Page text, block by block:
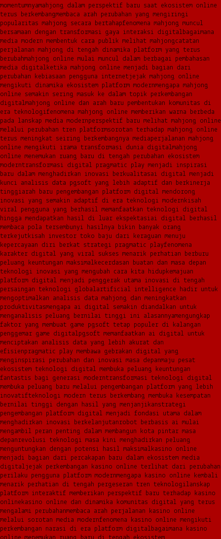
momentumnyamahjong dalam perspektif baru saat ekosistem online
terus berkembangmembaca arah perubahan yang mengiringi
popularitas mahjong secara bertahapfenomena mahjong muncul
bersamaan dengan transformasi gaya interaksi digital bagaimana
media modern membentuk cara publik melihat mahjongcatatan
perjalanan mahjong di tengah dinamika platform yang terus
berubahmahjong online mulai muncul dalam berbagai pembahasan
media digital ketika mahjong online menjadi bagian dari
perubahan kebiasaan pengguna internetjejak mahjong online
mengikuti dinamika ekosistem platform modernmengapa mahjong
online semakin sering masuk ke dalam topik perkembangan
digitalmahjong online dan arah baru pembentukan komunitas di
era teknologifenomena mahjong online memberikan warna berbeda
pada lanskap media modernperspektif baru melihat mahjong online
melalui perubahan tren platformsorotan terhadap mahjong online
terus meningkat seiring berkembangnya mediaperjalanan mahjong
online mengikuti irama transformasi dunia digitalmahjong
online menemukan ruang baru di tengah perubahan ekosistem
moderntransformasi digital pragmatic play menjadi inspirasi
baru dalam menghadirkan inovasi berkualitasai digital menjadi
kunci analisis data pgsoft yang lebih adaptif dan berkinerja
tinggiarah baru pengembangan platform digital mendorong
inovasi yang semakin adaptif di era teknologi modern kisah
viral pengguna yang berhasil memanfaatkan teknologi digital
hingga mendapatkan hasil di luar ekspektasiai digital berhasil
membaca pola tersembunyi hasilnya bikin banyak orang
terkejutkisah investor toko baju dari keraguan menuju
kepercayaan diri berkat strategi pragmatic playfenomena
karakter digital yang viral sukses menarik perhatian berburu
peluang keuntungan maksimal kecerdasan buatan dan masa depan
teknologi inovasi yang mengubah cara kita hidup kemajuan
platform digital menjadi penggerak utama inovasi di tengah
persaingan teknologi globalartificial intelligence hadir untuk
mengoptimalkan analisis data mahjong dan meningkatkan
produktivitasmengapa ai digital semakin diandalkan untuk
menganalisis peluang bernilai tinggi ini alasannyamengungkap
faktor yang membuat game pgsoft tetap populer di kalangan
penggemar game digitalpgsoft memanfaatkan ai digital untuk
menciptakan analisis data yang lebih akurat dan
efisienpragmatic play membawa gebrakan digital yang
menginspirasi perubahan dan inovasi masa depanmaju pesat
ekosistem teknologi digital membuka peluang keuntungan
fantastis bagi generasi moderntransformasi teknologi digital
membuka peluang baru melalui pengembangan platform yang lebih
inovatifteknologi modern terus berkembang membuka kesempatan
bernilai tinggi dengan hasil yang menjanjikanstrategi
pengembangan platform digital menjadi fondasi utama dalam
menghadirkan inovasi berkelanjutanrobot berbasis ai mulai
mengambil peran penting dalam membangun kota pintar masa
depanrevolusi teknologi masa kini menghadirkan peluang
menguntungkan dengan potensi hasil maksimal kasino online
menjadi bagian dari percakapan baru dalam ekosistem media
digitaljejak perkembangan kasino online terlihat dari perubahan
perilaku pengguna platform modernmengapa kasino online kembali
menarik perhatian di tengah pergeseran tren teknologilanskap
platform interaktif memberikan perspektif baru terhadap kasino
online kasino online dan dinamika komunitas digital yang terus
mengalami perubahanmembaca arah perjalanan kasino online
melalui sorotan media modernfenomena kasino online mengikuti
perkembangan narasi di era platform digital bagaimana kasino